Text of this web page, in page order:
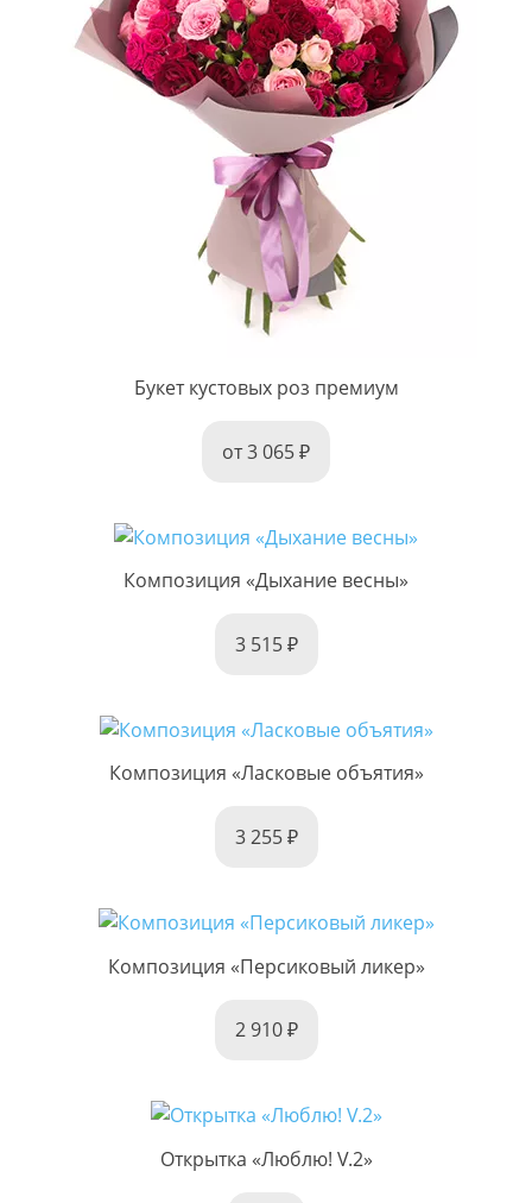
Букет кустовых роз премиум
от 3 065
Композиция «Дыхание весны»
3 515
Композиция «Ласковые объятия»
3 255
Композиция «Персиковый ликер»
2 910
Открытка «Люблю! V.2»